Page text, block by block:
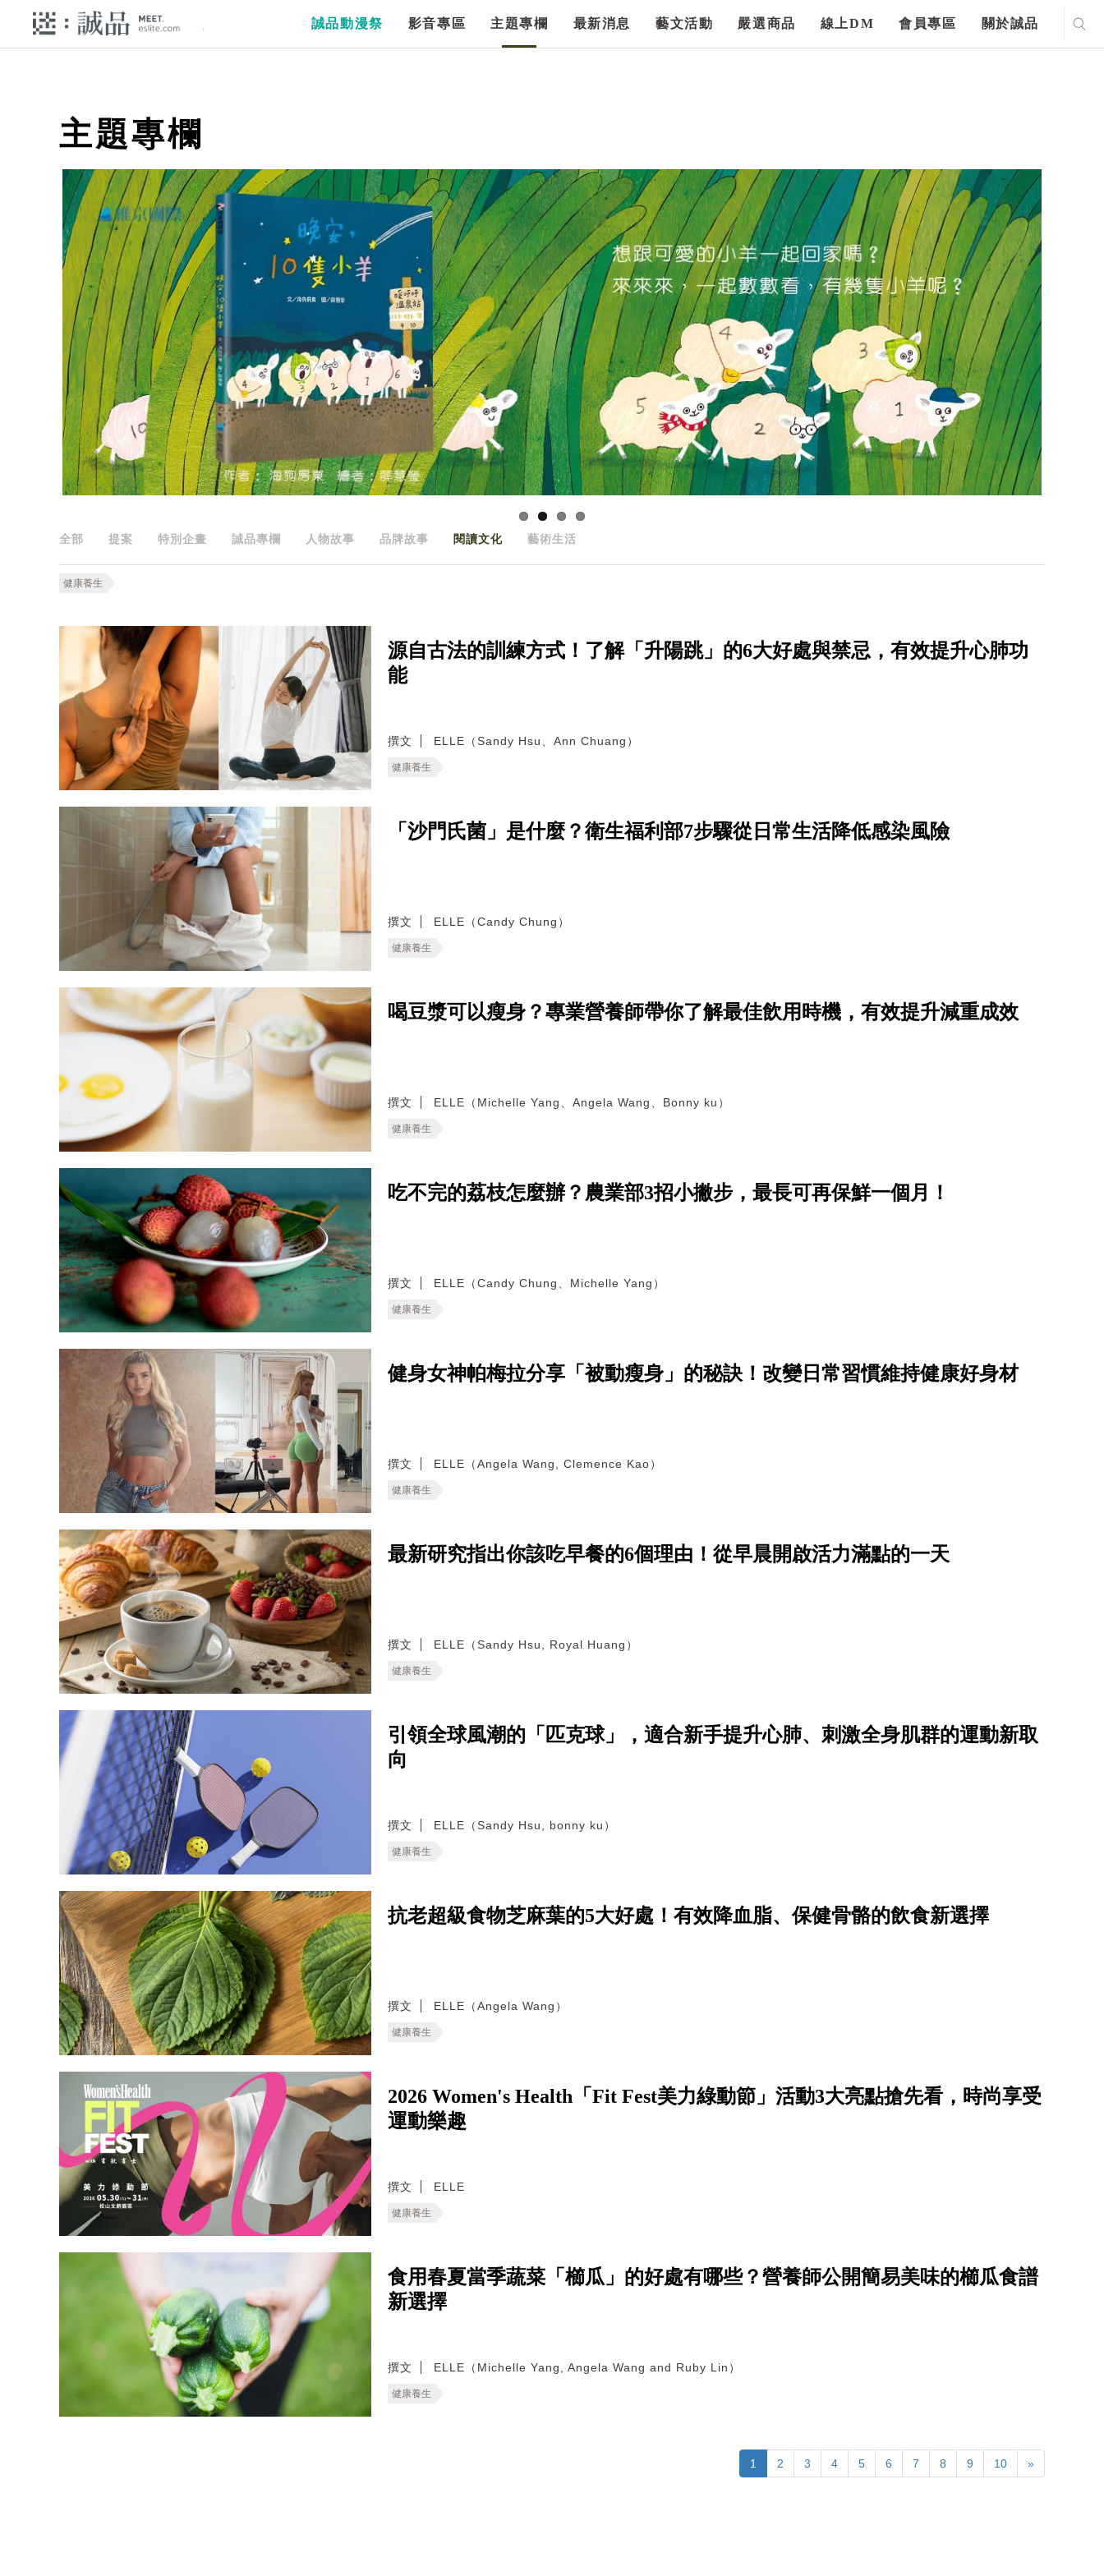
誠品動漫祭 影音專區 主題專欄 最新消息 藝文活動 嚴選商品 線上DM 會員專區 關於誠品
主題專欄
全部 提案 特別企畫 誠品專欄 人物故事 品牌故事 閱讀文化 藝術生活
健康養生
源自古法的訓練方式！了解「升陽跳」的6大好處與禁忌，有效提升心肺功
能
撰文 ELLE（Sandy Hsu、Ann Chuang）
健康養生
「沙門氏菌」是什麼？衛生福利部7步驟從日常生活降低感染風險
撰文 ELLE（Candy Chung）
健康養生
喝豆漿可以瘦身？專業營養師帶你了解最佳飲用時機，有效提升減重成效
撰文 ELLE（Michelle Yang、Angela Wang、Bonny ku）
健康養生
吃不完的荔枝怎麼辦？農業部3招小撇步，最長可再保鮮一個月！
撰文 ELLE（Candy Chung、Michelle Yang）
健康養生
健身女神帕梅拉分享「被動瘦身」的秘訣！改變日常習慣維持健康好身材
撰文 ELLE（Angela Wang, Clemence Kao）
健康養生
最新研究指出你該吃早餐的6個理由！從早晨開啟活力滿點的一天
撰文 ELLE（Sandy Hsu, Royal Huang）
健康養生
引領全球風潮的「匹克球」，適合新手提升心肺、刺激全身肌群的運動新取
向
撰文 ELLE（Sandy Hsu, bonny ku）
健康養生
抗老超級食物芝麻葉的5大好處！有效降血脂、保健骨骼的飲食新選擇
撰文 ELLE（Angela Wang）
健康養生
2026 Women's Health「Fit Fest美力綠動節」活動3大亮點搶先看，時尚享受
運動樂趣
撰文 ELLE
健康養生
食用春夏當季蔬菜「櫛瓜」的好處有哪些？營養師公開簡易美味的櫛瓜食譜
新選擇
撰文 ELLE（Michelle Yang, Angela Wang and Ruby Lin）
健康養生
1 2 3 4 5 6 7 8 9 10 »